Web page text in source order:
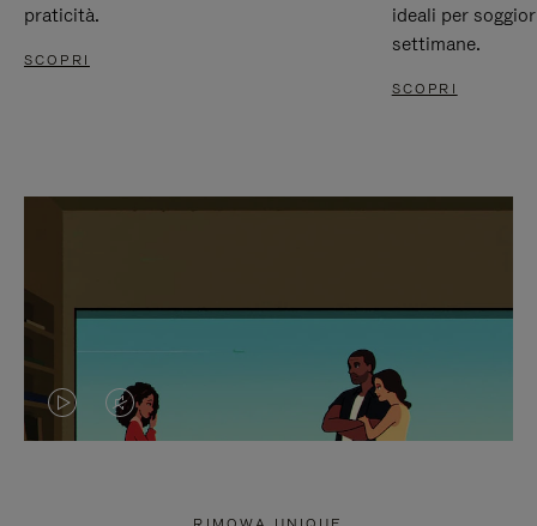
praticità.
SCOPRI
ideali per
settimane.
SCOPRI
IL
IL